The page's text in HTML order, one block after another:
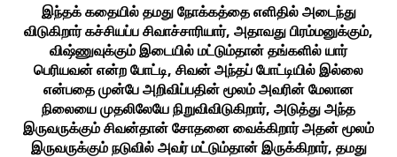
இந்தக் கதையில் தமது நோக்கத்தை எளிதில் அடைந்து
விடுகிறார் கச்சியப்ப சிவாச்சாரியார், அதாவது பிரம்மனுக்கும்,
விஷ்ணுவுக்கும் இடையில் மட்டும்தான் தங்களில் யார்
பெரியவன் என்ற போட்டி, சிவன் அந்தப் போட்டியில் இல்லை
என்பதை முன்பே அறிவிப்பதின் மூலம் அவரின் மேலான
நிலையை முதலிலேயே நிறுவிவிடுகிறார், அடுத்து அந்த
இருவருக்கும் சிவன்தான் சோதனை வைக்கிறார் அதன் மூலம்
இருவருக்கும் நடுவில் அவர் மட்டும்தான் இருக்கிறார், தமது